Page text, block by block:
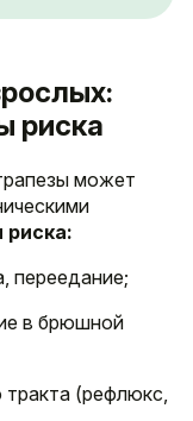
риска
может
переедание;
в брюшной
тракта (рефлюкс,